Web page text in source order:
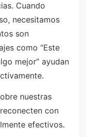
Cuando
necesitamos
son
como “Este
mejor” ayudan
nuestras
con
efectivos.